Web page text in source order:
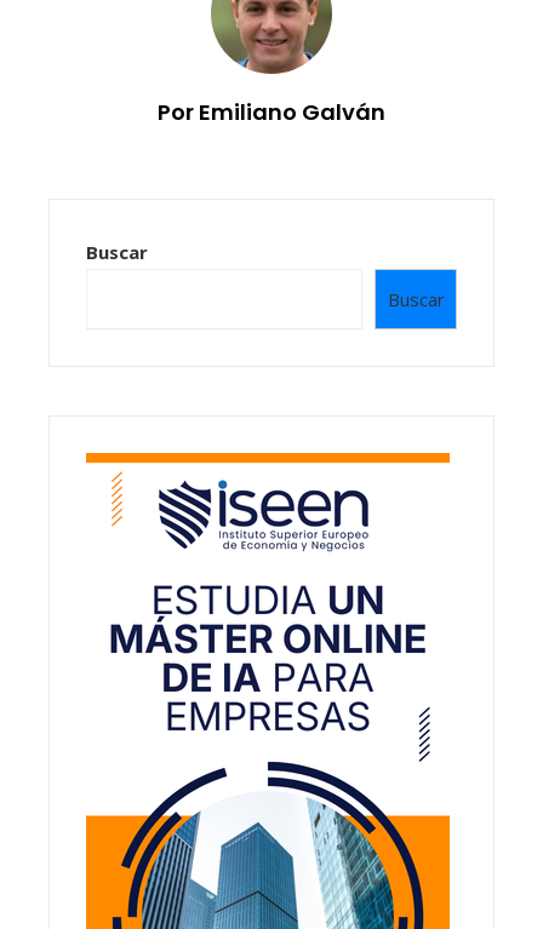
Por Emiliano Galván
Buscar
Buscar